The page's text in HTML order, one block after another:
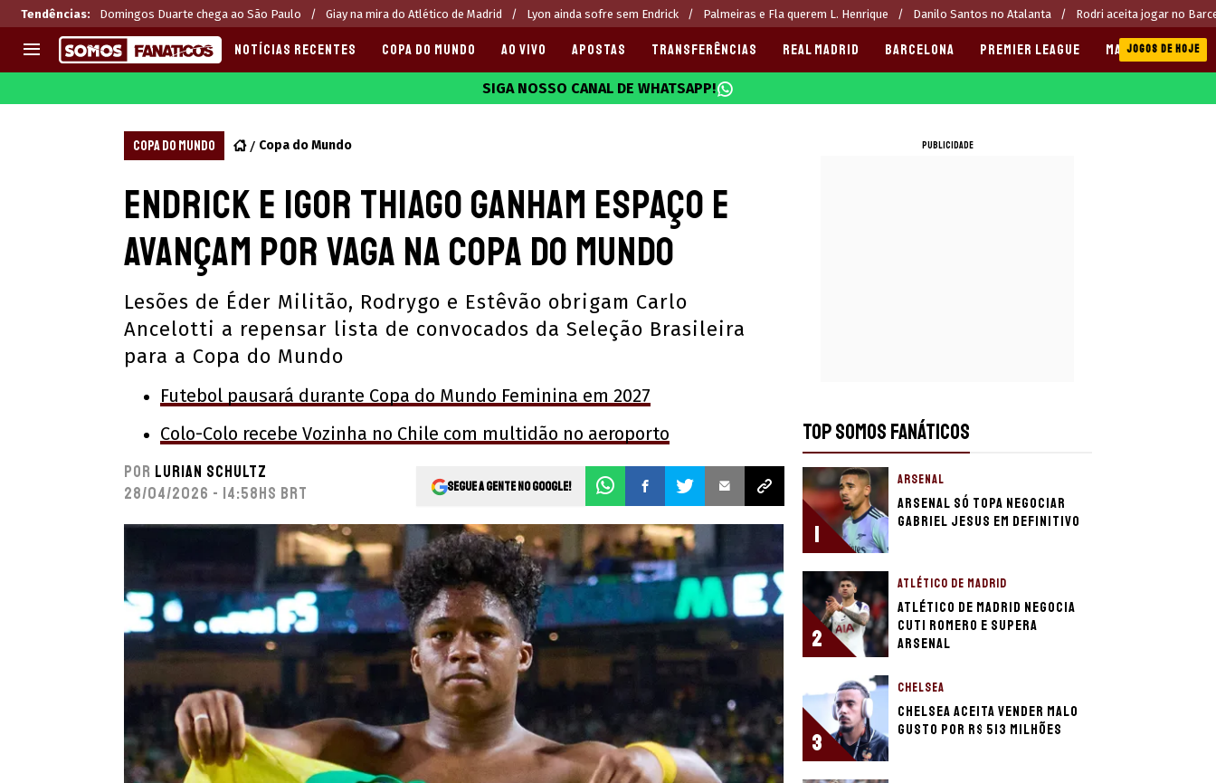
Tendências: Domingos Duarte chega ao São Paulo Giay na mira do Atlético de Madrid Lyon ainda sofre sem Endrick Palmeiras e Fla querem L. Henrique Danilo Santos no Atalanta Rodri aceita jogar no
CHAMPIONS LEAGUE
PREMIER LEAGUE
LIGA PORTUGUESA
EUROPA LEAGUE
Melhores sites de apostas 2025
Últimas
CASAS DE APOSTAS
CÓDIGOS e OFERTAS
APPS
NOTÍCIAS RECENTES COPA DO MUNDO AO VIVO APOSTAS TRANSFERÊNCIAS REAL MADRID BARCELONA PREMIER LEAGUE MANCHESTER CITY
JOGOS DE HOJE
SIGA NOSSO CANAL DE WHATSAPP!
COPA DO MUNDO Copa do Mundo
Endrick e Igor Thiago ganham espaço e
avançam por vaga na Copa do Mundo
Lesões de Éder Militão, Rodrygo e Estêvão obrigam Carlo
Ancelotti a repensar lista de convocados da Seleção Brasileira
para a Copa do Mundo
Futebol pausará durante Copa do Mundo Feminina em 2027
Colo-Colo recebe Vozinha no Chile com multidão no aeroporto
Por Lurian Schultz
28/04/2026 - 14:58hs BRT
Segue a gente no Google!
PUBLICIDADE
TOP SOMOS FANÁTICOS
1
ARSENAL
Arsenal só topa negociar
Gabriel Jesus em definitivo
2
ATLÉTICO DE MADRID
Atlético de Madrid negocia
Cuti Romero e supera
Arsenal
3
CHELSEA
Chelsea aceita vender Malo
Gusto por R$ 513 milhões